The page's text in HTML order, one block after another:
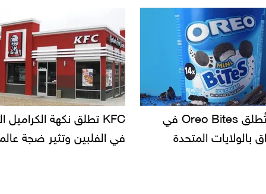
KFC تطلق نكهة الكراميل المملح
وتثير ضجة عالمية
دعوات للتحقيق في أسباب
سحب بعض ألبان